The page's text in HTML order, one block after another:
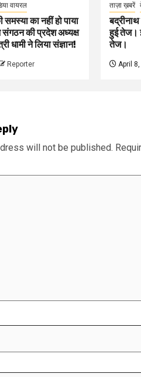
वायरल
का नहीं हो पाया
संगठन की प्रदेश अध्यक्ष
धामी ने लिया संज्ञान!
Reporter
ताज़ा ख़बरें
हुई तेज।
तेज।
April
will not be published.